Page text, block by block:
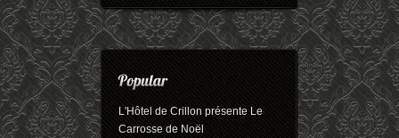
L'Hôtel de Crillon présente Le
Carrosse de Noël